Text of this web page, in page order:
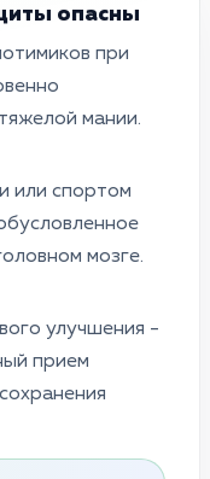
опасны
при
мании.
или спортом
мозге.
улучшения -
прием